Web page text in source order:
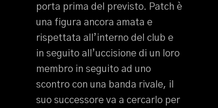
porta prima del previsto. Patch è
una figura ancora amata e
rispettata all’interno del club e
in seguito all’uccisione di un loro
membro in seguito ad uno
scontro con una banda rivale, il
suo successore va a cercarlo per